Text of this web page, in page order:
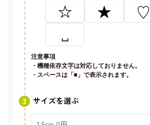
☆ ★ ♡
␣
注意事項
・機種依存文字は対応しておりません。
・スペースは「■」で表示されます。
サイズを選ぶ